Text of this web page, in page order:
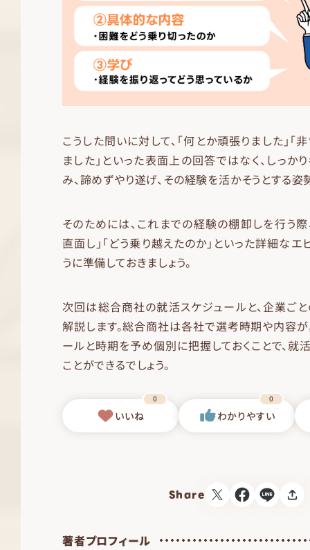
こうした問いに対して、「何とか頑張りました」
ました」といった表面上の回答ではなく、しっか
み、諦めずやり遂げ、その経験を活かそうとする姿
そのためには、これまでの経験の棚卸しを行う際
直面し」「どう乗り越えたのか」といった詳細な
うに準備しておきましょう。
次回は総合商社の就活スケジュールと、企業ご
解説します。総合商社は各社で選考時期や内容が
ールと時期を予め個別に把握しておくことで、就
ことができるでしょう。
いいね
0
わかりやすい
0
Share
著者プロフィール